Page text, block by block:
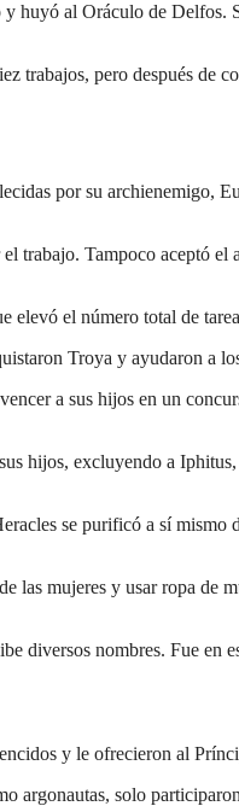
huyó al Oráculo de
trabajos, pero después de
por su archienemigo,
trabajo. Tampoco aceptó
elevó el número total de
Troya y ayudaron a
a sus hijos en un
hijos, excluyendo a
se purificó a sí mismo
las mujeres y usar ropa de
diversos nombres. Fue en
y le ofrecieron al
argonautas, solo